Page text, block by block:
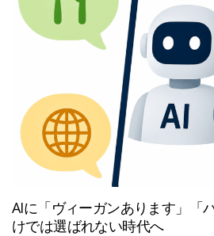
AIに「ヴィーガンあります」「
けでは選ばれない時代へ